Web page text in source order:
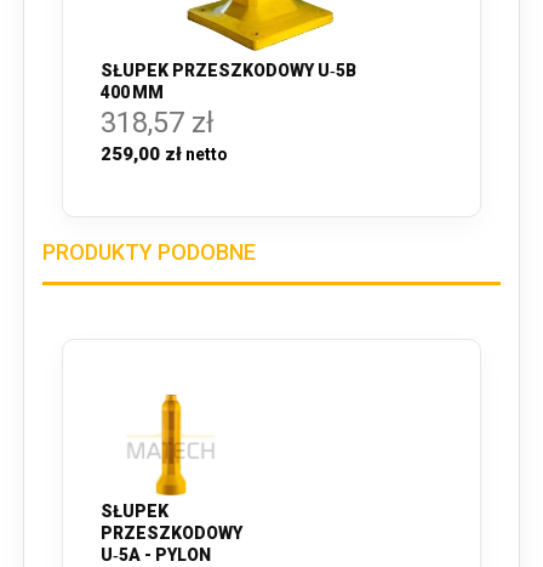
SŁUPEK PRZESZKODOWY U‑5B
400 MM
318,57 zł
259,00 zł
PRODUKTY PODOBNE
SŁUPEK
PRZESZKODOWY
U‑5A - PYLON